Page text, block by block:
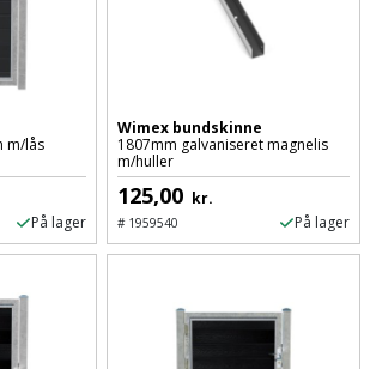
m/lås
På lager
Wimex bundskinne
1807mm galvaniseret magnelis
m/huller
125,00 kr.
#1959540 På lager